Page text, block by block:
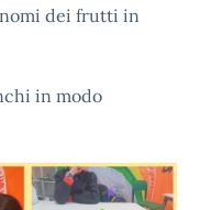
dei frutti in
in modo